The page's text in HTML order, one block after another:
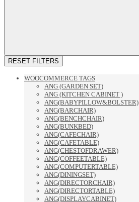
RESET FILTERS
WOOCOMMERCE TAGS
ANG (GARDEN SET)
ANG (KITCHEN CABINET )
ANG(BABYPILLOW&BOLSTER)
ANG(BARCHAIR)
ANG(BENCHCHAIR)
ANG(BUNKBED)
ANG(CAFECHAIR)
ANG(CAFETABLE)
ANG(CHESTOFDRAWER)
ANG(COFFEETABLE)
ANG(COMPUTERTABLE)
ANG(DININGSET)
ANG(DIRECTORCHAIR)
ANG(DIRECTORTABLE)
ANG(DISPLAYCABINET)